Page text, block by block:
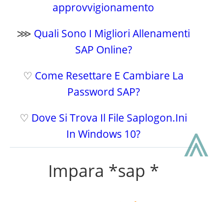
approvvigionamento
⋙ Quali Sono I Migliori Allenamenti
SAP Online?
♡ Come Resettare E Cambiare La
Password SAP?
♡ Dove Si Trova Il File Saplogon.Ini
In Windows 10?
Impara *sap *
⩓